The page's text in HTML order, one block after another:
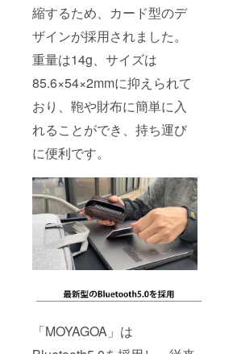
縮するため、カード型のデ
ザインが採用されました。
重量は14g、サイズは
85.6×54×2mmに抑えられて
おり、鞄や財布に簡単に入
れることができ、持ち運び
に便利です。
「MOYAGOA」は